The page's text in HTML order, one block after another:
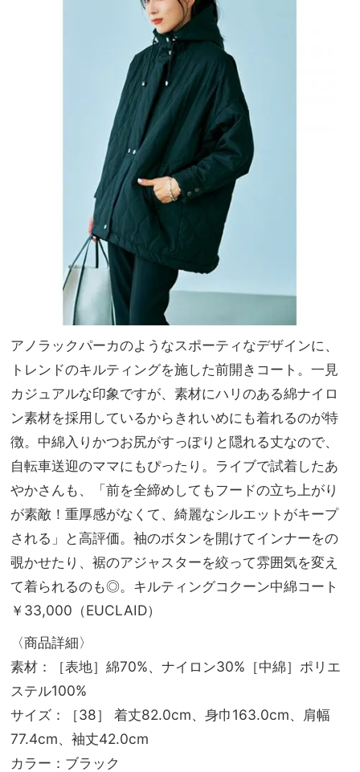
アノラックパーカのようなスポーティなデザインに、
トレンドのキルティングを施した前開きコート。一見
カジュアルな印象ですが、素材にハリのある綿ナイロ
ン素材を採用しているからきれいめにも着れるのが特
徴。中綿入りかつお尻がすっぽりと隠れる丈なので、
自転車送迎のママにもぴったり。ライブで試着したあ
やかさんも、「前を全締めしてもフードの立ち上がり
が素敵！重厚感がなくて、綺麗なシルエットがキープ
される」と高評価。袖のボタンを開けてインナーをの
覗かせたり、裾のアジャスターを絞って雰囲気を変え
て着られるのも◎。キルティングコクーン中綿コート
￥33,000（EUCLAID）
〈商品詳細〉
素材：［表地］綿70%、ナイロン30%［中綿］ポリエ
ステル100%
サイズ：［38］ 着丈82.0cm、身巾163.0cm、肩幅
77.4cm、袖丈42.0cm
カラー：ブラック